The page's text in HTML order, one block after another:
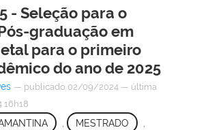
- Seleção para o
graduação em
para o primeiro
do ano de 2025
— publicado 02/09/2024 — última
16h18
MESTRADO